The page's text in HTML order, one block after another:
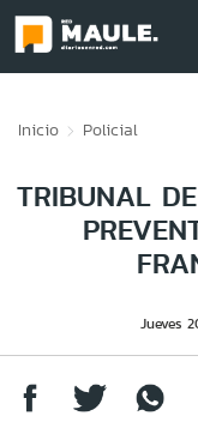
Inicio Policial
TRIBUNAL
Jueves